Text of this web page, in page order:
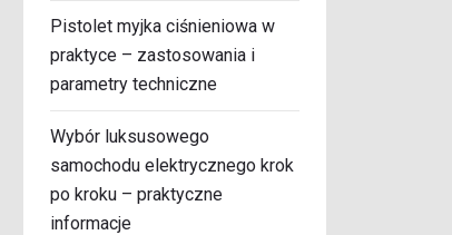
Pistolet myjka ciśnieniowa w
praktyce – zastosowania i
parametry techniczne
Wybór luksusowego
samochodu elektrycznego krok
po kroku – praktyczne
informacje